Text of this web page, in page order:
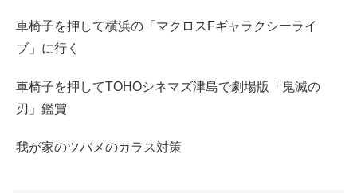
車椅子を押して横浜の「マクロスFギャラクシーライ
ブ」に行く
車椅子を押してTOHOシネマズ津島で劇場版「鬼滅の
刃」鑑賞
我が家のツバメのカラス対策